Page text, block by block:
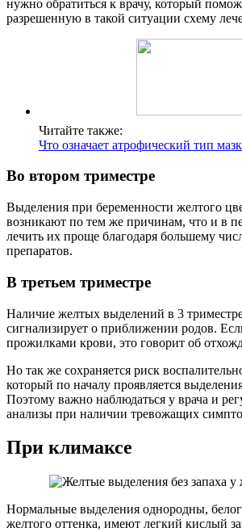
нужно обратиться к врачу, который
разрешенную в такой ситуации схему
Читайте также:
Что означает атрофический тип
Во втором триместре
Выделения при беременности желтого
возникают по тем же причинам, что и в
лечить их проще благодаря большему
препаратов.
В третьем триместре
Наличие желтых выделений в 3
сигнализирует о приближении родов.
прожилками крови, это говорит об
Но так же сохраняется риск
который по началу проявляется
Поэтому важно наблюдаться у врача и
анализы при наличии тревожащих
При климаксе
Нормальные выделения однородны,
желтого оттенка, имеют легкий кислый